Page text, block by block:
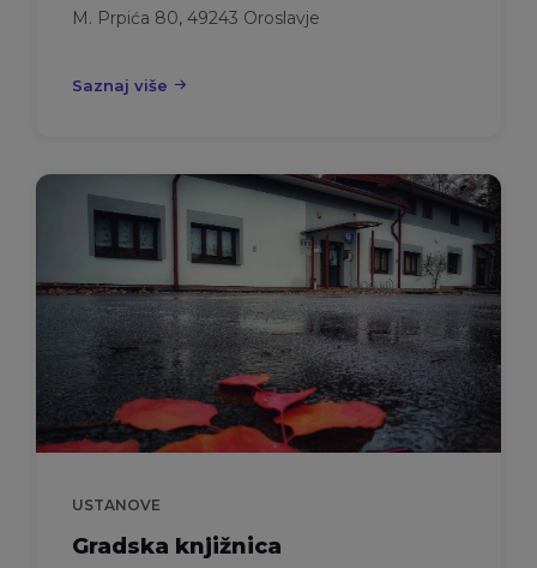
M. Prpića 80, 49243 Oroslavje
Saznaj više
USTANOVE
Gradska knjižnica